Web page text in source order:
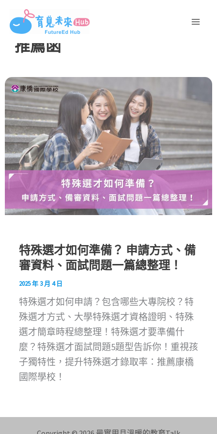
容
推薦函
特殊選才如何準備？ 申請方式、備
審資料、面試問題一篇總整理！
2025 年 3 月 4 日
特殊選才如何申請？包含哪些大專院校？特
殊選才方式、大學特殊選才資格證明、特殊
選才簡章時程總整理！特殊選才要準備什
麼？特殊選才面試問題5題型告訴你！重視孩
子獨特性，提升特殊選才錄取率：推薦康橋
國際學校！